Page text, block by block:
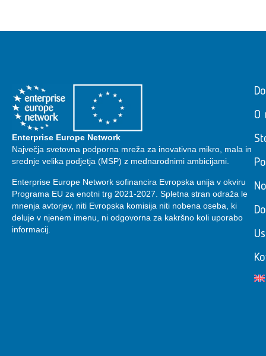
Enterprise Europe Network
Največja svetovna podporna mreža za inovativna mikro, mala in
srednje velika podjetja (MSP) z mednarodnimi ambicijami.
Enterprise Europe Network sofinancira Evropska unija v okviru
Programa EU za enotni trg 2021-2027. Spletna stran odraža le
mnenja avtorjev, niti Evropska komisija niti nobena oseba, ki
deluje v njenem imenu, ni odgovorna za kakršno koli uporabo
informacij.
O